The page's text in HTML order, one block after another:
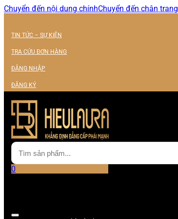
Chuyển đến nội dung chínhChuyển đến chân trang
TIN TỨC – SỰ KIỆN
TRA CỨU ĐƠN HÀNG
ĐĂNG NHẬP
ĐĂNG KÝ
0